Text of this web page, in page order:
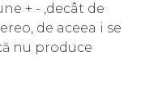
+ - ,decât de
de aceea i se
nu produce